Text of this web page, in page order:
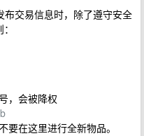
布交易信息时，除了遵守安全
，会被降权
在这里进行全新物品。